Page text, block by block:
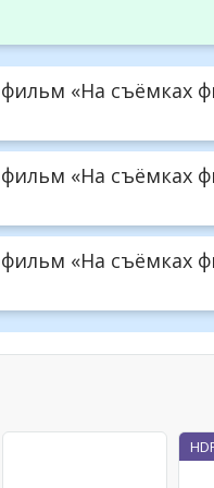
«На съёмках
«На съёмках
«На съёмках